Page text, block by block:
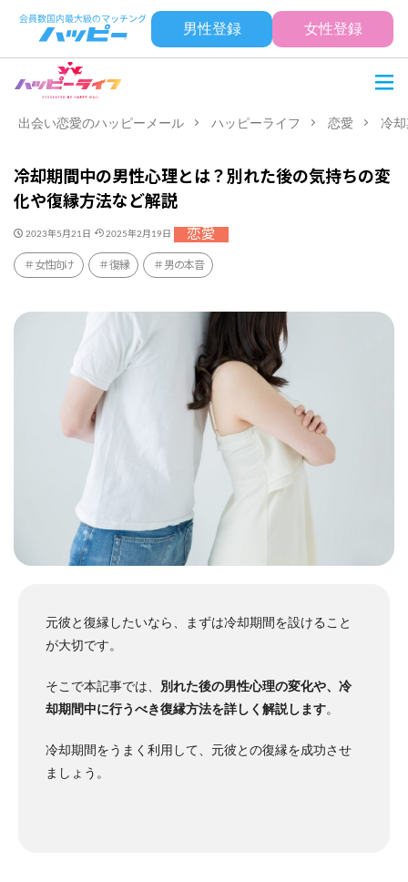
男性登録 女性登録
出会い恋愛のハッピーメール ハッピーライフ 恋愛 冷
冷却期間中の男性心理とは？別れた後の気持ちの変
化や復縁方法など解説
2023年5月21日 2025年2月19日 恋愛
女性向け 復縁 男の本音
元彼と復縁したいなら、まずは冷却期間を設けること
が大切です。
そこで本記事では、 別れた後の男性心理の変化や、冷
却期間中に行うべき復縁方法を詳しく解説します。
冷却期間をうまく利用して、元彼との復縁を成功させ
ましょう。